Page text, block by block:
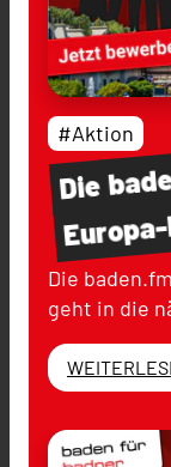
Die
#Aktion
Die
geht in die